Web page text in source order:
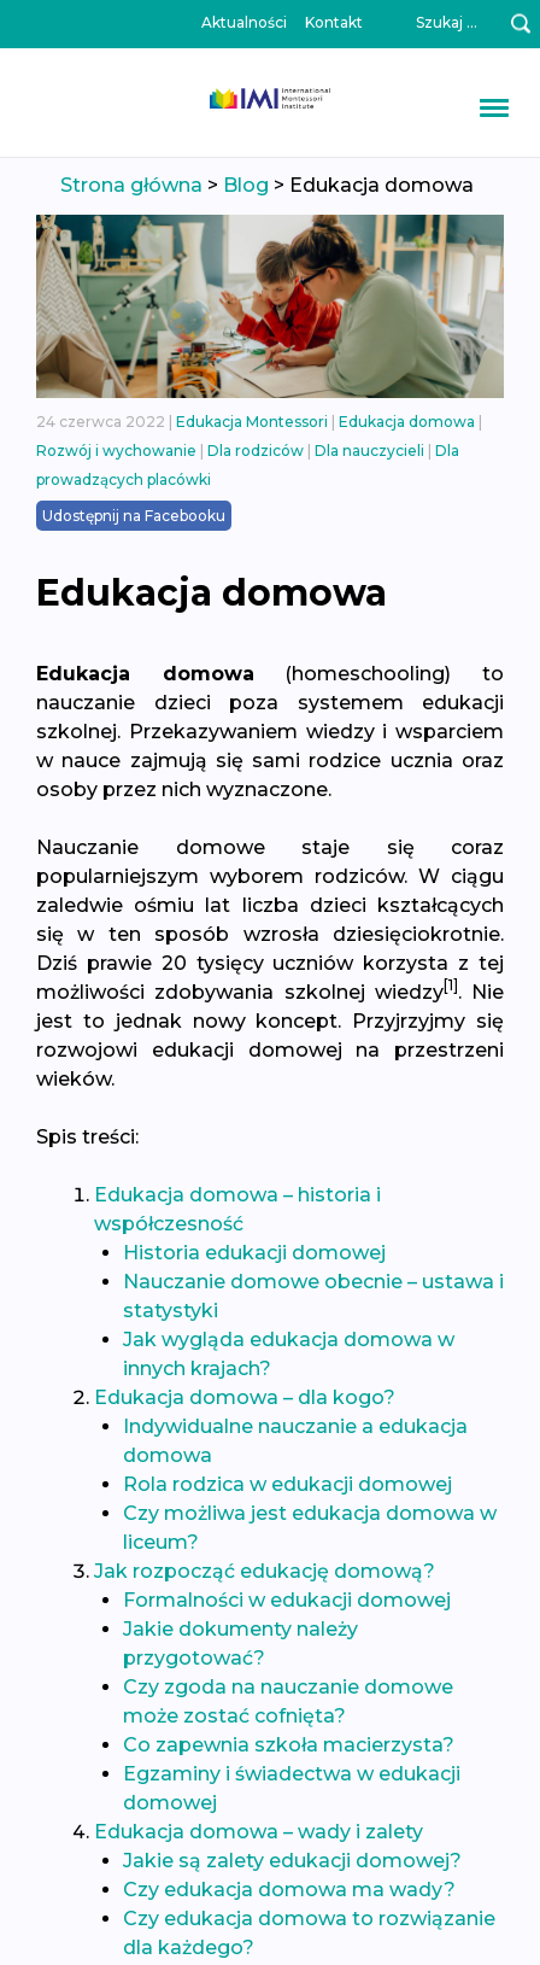
treści
Aktualności Kontakt
Strona główna > Blog > Edukacja domowa
24 czerwca 2022 | Edukacja Montessori | Edukacja domowa |
Rozwój i wychowanie | Dla rodziców | Dla nauczycieli | Dla
prowadzących placówki
Udostępnij na Facebooku
Edukacja domowa
Edukacja domowa (homeschooling) to
nauczanie dzieci poza systemem edukacji
szkolnej. Przekazywaniem wiedzy i wsparciem
w nauce zajmują się sami rodzice ucznia oraz
osoby przez nich wyznaczone.
Nauczanie domowe staje się coraz
popularniejszym wyborem rodziców. W ciągu
zaledwie ośmiu lat liczba dzieci kształcących
się w ten sposób wzrosła dziesięciokrotnie.
Dziś prawie 20 tysięcy uczniów korzysta z tej
możliwości zdobywania szkolnej wiedzy[1] . Nie
jest to jednak nowy koncept. Przyjrzyjmy się
rozwojowi edukacji domowej na przestrzeni
wieków.
Spis treści:
Edukacja domowa – historia i
współczesność
Historia edukacji domowej
Nauczanie domowe obecnie – ustawa i
statystyki
Jak wygląda edukacja domowa w
innych krajach?
Edukacja domowa – dla kogo?
Indywidualne nauczanie a edukacja
domowa
Rola rodzica w edukacji domowej
Czy możliwa jest edukacja domowa w
liceum?
Jak rozpocząć edukację domową?
Formalności w edukacji domowej
Jakie dokumenty należy
przygotować?
Czy zgoda na nauczanie domowe
może zostać cofnięta?
Co zapewnia szkoła macierzysta?
Egzaminy i świadectwa w edukacji
domowej
Edukacja domowa – wady i zalety
Jakie są zalety edukacji domowej?
Czy edukacja domowa ma wady?
Czy edukacja domowa to rozwiązanie
dla każdego?